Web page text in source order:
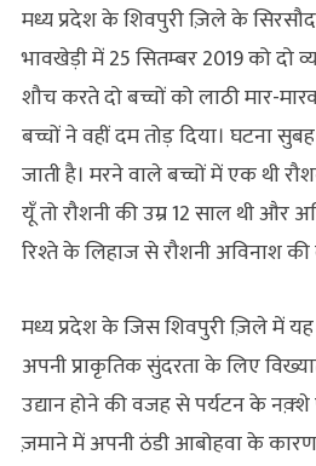
मध्य प्रदेश के शिवपुरी ज़िले के सिरसौद
भावखेड़ी में 25 सितम्बर 2019 को दो
शौच करते दो बच्चों को लाठी मार-
बच्चों ने वहीं दम तोड़ दिया। घटना
जाती है। मरने वाले बच्चों में एक थी
यूँ तो रौशनी की उम्र 12 साल थी और
रिश्ते के लिहाज से रौशनी अविनाश
मध्य प्रदेश के जिस शिवपुरी ज़िले में यह
अपनी प्राकृतिक सुंदरता के लिए
उद्यान होने की वजह से पर्यटन के नक़्शे
ज़माने में अपनी ठंडी आबोहवा के